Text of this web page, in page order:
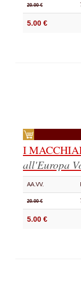
20.00 €
5.00 €
I
all'Europa
AA.VV.
20.00 €
5.00 €